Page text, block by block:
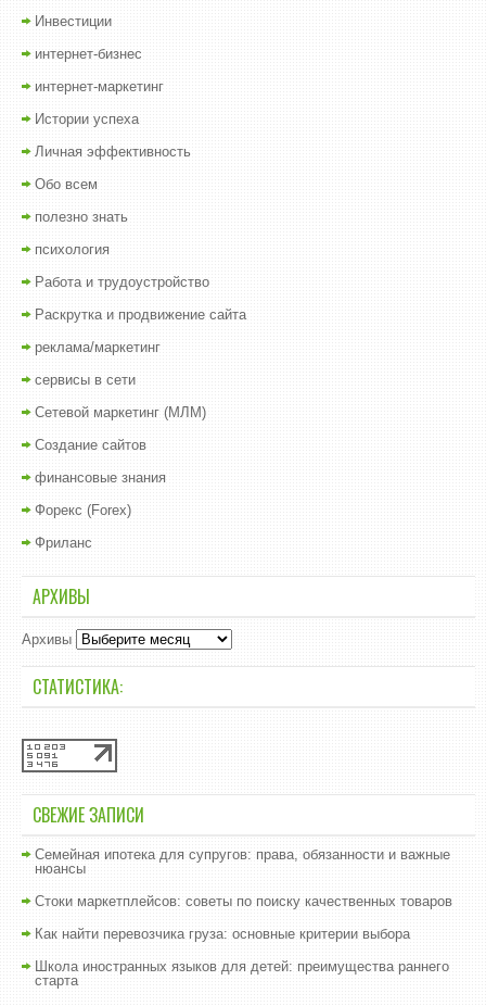
Инвестиции
интернет-бизнес
интернет-маркетинг
Истории успеха
Личная эффективность
Обо всем
полезно знать
психология
Работа и трудоустройство
Раскрутка и продвижение сайта
реклама/маркетинг
сервисы в сети
Сетевой маркетинг (МЛМ)
Создание сайтов
финансовые знания
Форекс (Forex)
Фриланс
АРХИВЫ
Архивы
СТАТИСТИКА:
СВЕЖИЕ ЗАПИСИ
Семейная ипотека для супругов: права, обязанности и важные
нюансы
Стоки маркетплейсов: советы по поиску качественных товаров
Как найти перевозчика груза: основные критерии выбора
Школа иностранных языков для детей: преимущества раннего
старта